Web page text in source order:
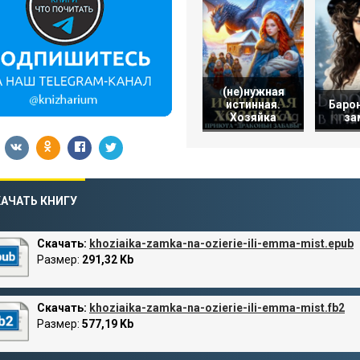
(не)нужная
истинная.
Хозяйка
КНИГУ
Скачать: khoziaika-zamka-na-ozierie-ili-emma-mist.epub
Размер: 291,32 Kb
Скачать: khoziaika-zamka-na-ozierie-ili-emma-mist.fb2
Размер: 577,19 Kb